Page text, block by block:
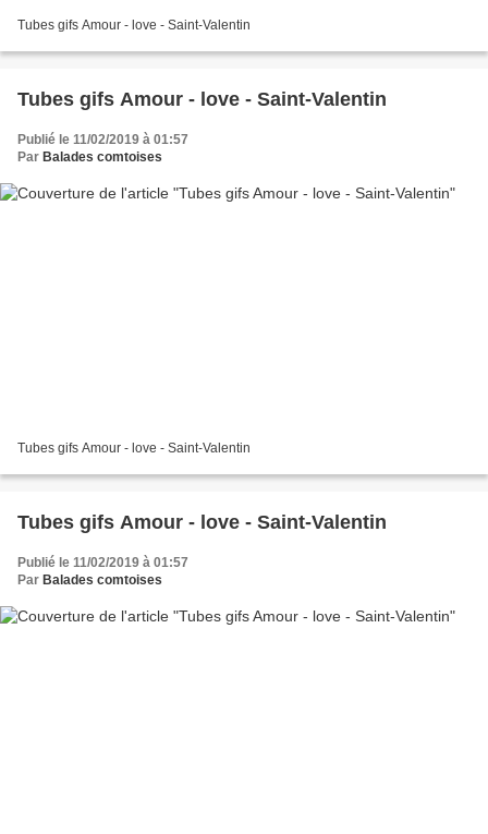
Tubes gifs Amour - love - Saint-Valentin
Tubes gifs Amour - love - Saint-Valentin
Publié le 11/02/2019 à 01:57
Par Balades comtoises
Tubes gifs Amour - love - Saint-Valentin
Tubes gifs Amour - love - Saint-Valentin
Publié le 11/02/2019 à 01:57
Par Balades comtoises